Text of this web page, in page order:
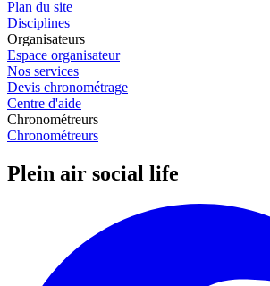
Plan du site
Disciplines
Organisateurs
Espace organisateur
Nos services
Devis chronométrage
Centre d'aide
Chronométreurs
Chronométreurs
Plein air social life